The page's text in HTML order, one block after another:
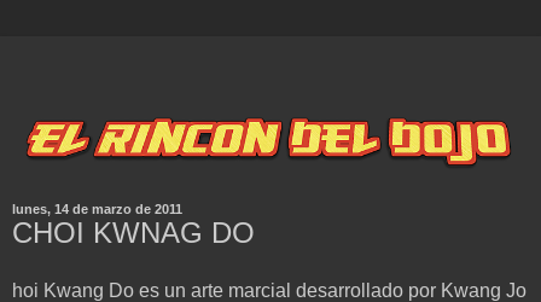
lunes, 14 de marzo de 2011
CHOI KWNAG DO
hoi Kwang Do es un arte marcial desarrollado por Kwang Jo